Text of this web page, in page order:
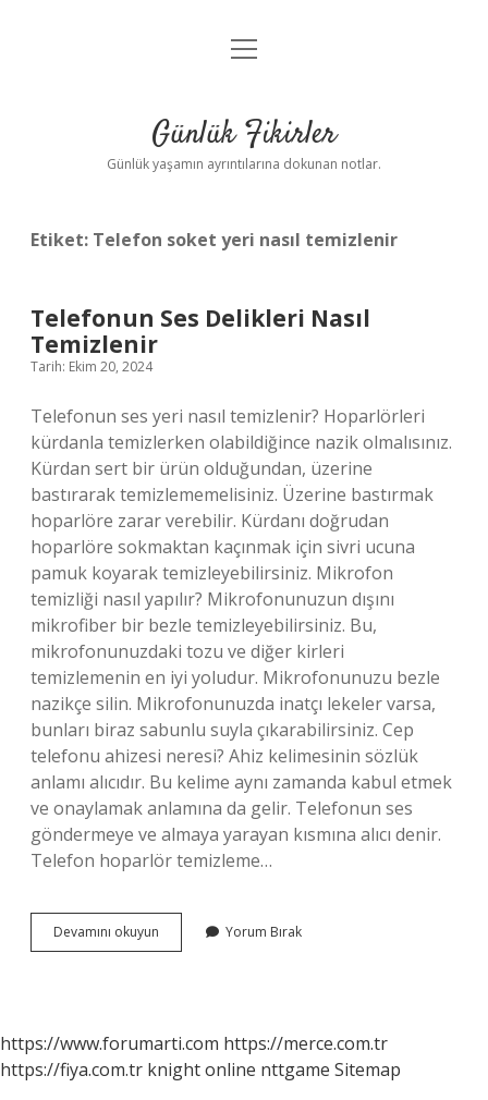
Anasayfa
Yasal Uyarı
menüyü
Günlük Fikirler
Günlük yaşamın ayrıntılarına dokunan notlar.
Etiket: Telefon soket yeri nasıl temizlenir
Telefonun Ses Delikleri Nasıl
Temizlenir
Tarih: Ekim 20, 2024
Telefonun ses yeri nasıl temizlenir? Hoparlörleri
kürdanla temizlerken olabildiğince nazik olmalısınız.
Kürdan sert bir ürün olduğundan, üzerine
bastırarak temizlememelisiniz. Üzerine bastırmak
hoparlöre zarar verebilir. Kürdanı doğrudan
hoparlöre sokmaktan kaçınmak için sivri ucuna
pamuk koyarak temizleyebilirsiniz. Mikrofon
temizliği nasıl yapılır? Mikrofonunuzun dışını
mikrofiber bir bezle temizleyebilirsiniz. Bu,
mikrofonunuzdaki tozu ve diğer kirleri
temizlemenin en iyi yoludur. Mikrofonunuzu bezle
nazikçe silin. Mikrofonunuzda inatçı lekeler varsa,
bunları biraz sabunlu suyla çıkarabilirsiniz. Cep
telefonu ahizesi neresi? Ahiz kelimesinin sözlük
anlamı alıcıdır. Bu kelime aynı zamanda kabul etmek
ve onaylamak anlamına da gelir. Telefonun ses
göndermeye ve almaya yarayan kısmına alıcı denir.
Telefon hoparlör temizleme…
Devamını okuyun Telefonun
Ses
Yorum Bırak
https://www.forumarti.com https://merce.com.tr
https://fiya.com.tr knight online nttgame Sitemap